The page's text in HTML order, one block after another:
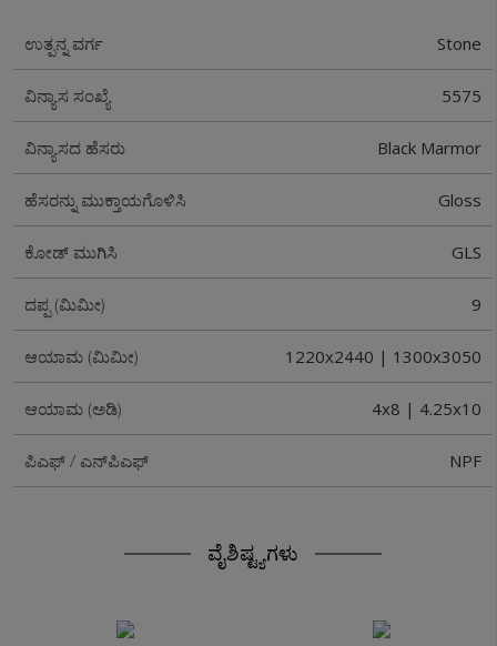
ಉತ್ಪನ್ನ ವರ್ಗ Stone
ವಿನ್ಯಾಸ ಸಂಖ್ಯೆ 5575
ವಿನ್ಯಾಸದ ಹೆಸರು Black Marmor
ಹೆಸರನ್ನು ಮುಕ್ತಾಯಗೊಳಿಸಿ Gloss
ಕೋಡ್ ಮುಗಿಸಿ GLS
ದಪ್ಪ (ಮಿಮೀ) 9
ಆಯಾಮ (ಮಿಮೀ) 1220x2440 | 1300x3050
ಆಯಾಮ (ಅಡಿ) 4x8 | 4.25x10
ಪಿಎಫ್ / ಎನ್‌ಪಿಎಫ್ NPF
ವೈಶಿಷ್ಟ್ಯಗಳು